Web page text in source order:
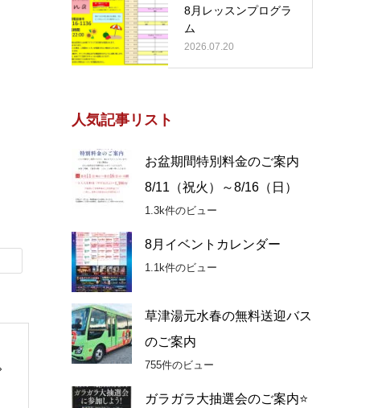
8月レッスンプログラ
ム
2026.07.20
人気記事リスト
お盆期間特別料金のご案内
8/11（祝火）～8/16（日）
1.3k件のビュー
8月イベントカレンダー
1.1k件のビュー
草津湯元水春の無料送迎バス
のご案内
755件のビュー
ガラガラ大抽選会のご案内⭐